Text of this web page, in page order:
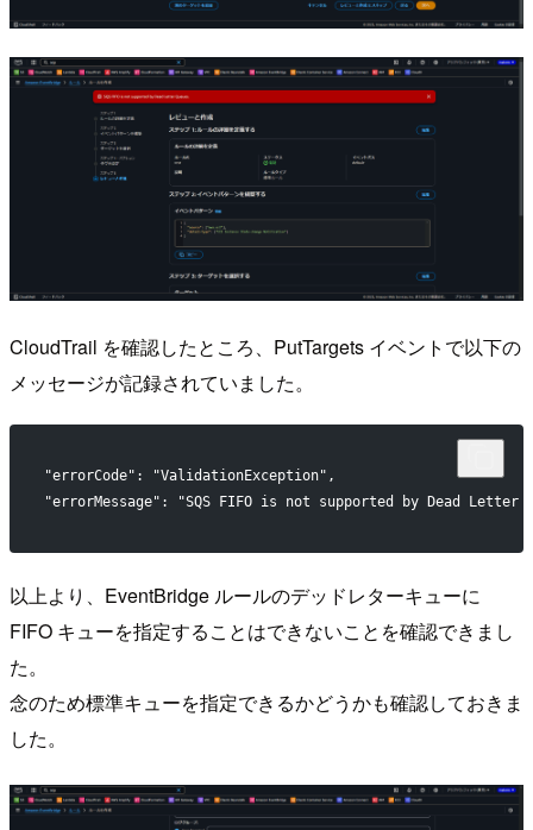
CloudTrail を確認したところ、PutTargets イベントで以下の
メッセージが記録されていました。
"errorCode": "ValidationException",
"errorMessage": "SQS FIFO is not supported by Dead Letter
以上より、EventBridge ルールのデッドレターキューに
FIFO キューを指定することはできないことを確認できまし
た。
念のため標準キューを指定できるかどうかも確認しておきま
した。